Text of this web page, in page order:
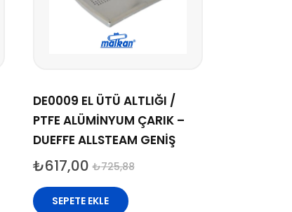
DE0009 EL ÜTÜ ALTLIĞI /
PTFE ALÜMİNYUM ÇARIK –
DUEFFE ALLSTEAM GENİŞ
₺725,88
₺617,00
SEPETE EKLE